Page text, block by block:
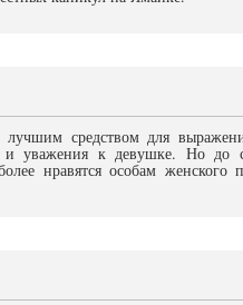
средством для
и уважения к девушке. Но до
нравятся особам женского